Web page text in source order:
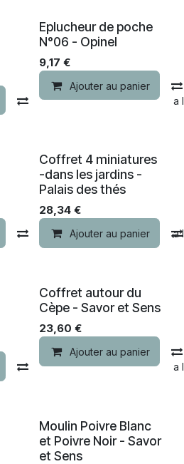
Comparer Ajouter à la
Eplucheur de poche
N°06 - Opinel
9,17 €
Ajouter au panier
Comparer Ajouter à la
Coffret 4 miniatures
-dans les jardins -
Palais des thés
28,34€
Ajouter au panier
Comparer Ajouter à la
Coffret autour du
Cèpe - Savor et Sens
23,60 €
Ajouter au panier
Moulin Poivre Blanc
et Poivre Noir - Savor
et Sens